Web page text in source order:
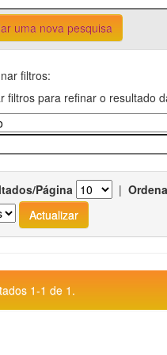
uma nova pesquisa
filtros:
filtros para refinar o resultado
Página |
1-1 de 1.